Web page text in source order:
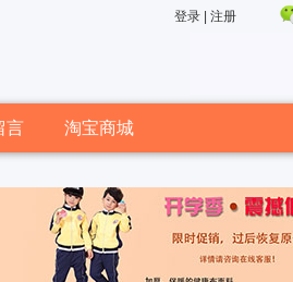
登录| 注册
言 淘宝商城